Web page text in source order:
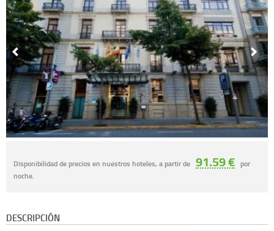
Disponibilidad de precios en nuestros hoteles, a partir de 91.59 € por
noche.
DESCRIPCIÓN